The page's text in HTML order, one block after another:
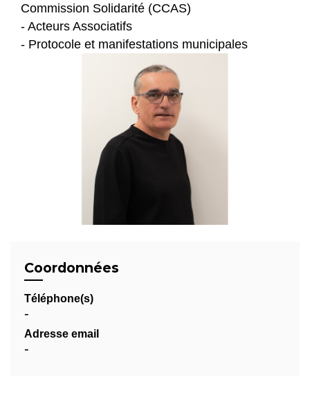
Commission Solidarité (CCAS)
- Acteurs Associatifs
- Protocole et manifestations municipales
Coordonnées
Téléphone(s)
-
Adresse email
-